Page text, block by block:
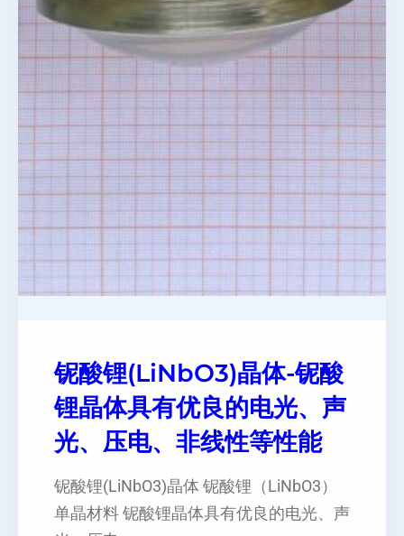
铌酸锂(LiNbO3)晶体-铌酸
锂晶体具有优良的电光、声
光、压电、非线性等性能
铌酸锂(LiNbO3)晶体 铌酸锂（LiNbO3）
单晶材料 铌酸锂晶体具有优良的电光、声